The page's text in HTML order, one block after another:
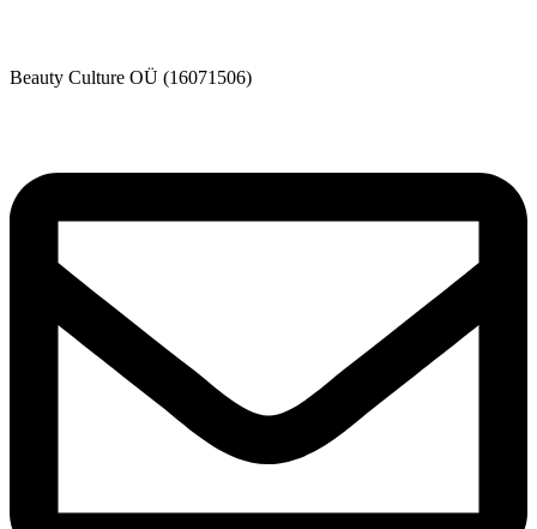
Beauty Culture OÜ (16071506)